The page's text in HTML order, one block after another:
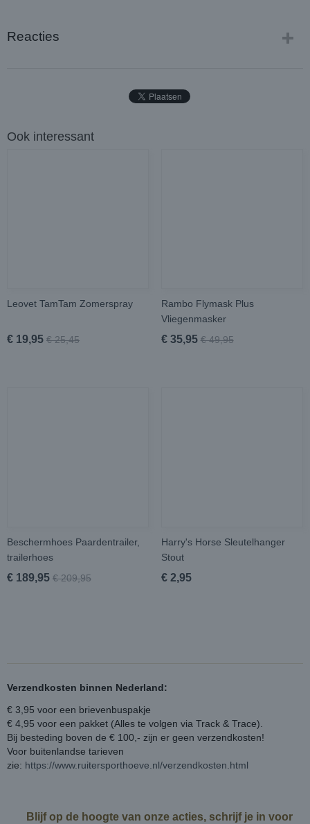
Reacties
Ook interessant
Leovet TamTam Zomerspray
€ 19,95 € 25,45
Rambo Flymask Plus
Vliegenmasker
€ 35,95 € 49,95
Beschermhoes Paardentrailer,
trailerhoes
€ 189,95 € 209,95
Harry's Horse Sleutelhanger
Stout
€ 2,95
Verzendkosten binnen Nederland:
€ 3,95 voor een brievenbuspakje
€ 4,95 voor een pakket (Alles te volgen via Track & Trace).
Bij besteding boven de € 100,- zijn er geen verzendkosten!
Voor buitenlandse tarieven
zie: https://www.ruitersporthoeve.nl/verzendkosten.html
Blijf op de hoogte van onze acties, schrijf je in voor